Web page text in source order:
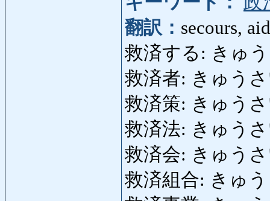
翻訳： secours,
救済する: きゅう
救済者: きゅうさ
救済策: きゅうさ
救済法: きゅう
救済会: きゅうさ
救済組合: きゅ